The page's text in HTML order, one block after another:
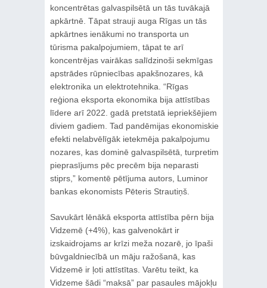
koncentrētas galvaspilsētā un tās tuvākajā
apkārtnē. Tāpat strauji auga Rīgas un tās
apkārtnes ienākumi no transporta un
tūrisma pakalpojumiem, tāpat te arī
koncentrējas vairākas salīdzinoši sekmīgas
apstrādes rūpniecības apakšnozares, kā
elektronika un elektrotehnika. “Rīgas
reģiona eksporta ekonomika bija attīstības
līdere arī 2022. gadā pretstatā iepriekšējiem
diviem gadiem. Tad pandēmijas ekonomiskie
efekti nelabvēlīgāk ietekmēja pakalpojumu
nozares, kas dominē galvaspilsētā, turpretim
pieprasījums pēc precēm bija neparasti
stiprs,” komentē pētījuma autors, Luminor
bankas ekonomists Pēteris Strautiņš.
Savukārt lēnākā eksporta attīstība pērn bija
Vidzemē (+4%), kas galvenokārt ir
izskaidrojams ar krīzi meža nozarē, jo īpaši
būvgaldniecībā un māju ražošanā, kas
Vidzemē ir ļoti attīstītas. Varētu teikt, ka
Vidzeme šādi “maksā” par pasaules mājokļu